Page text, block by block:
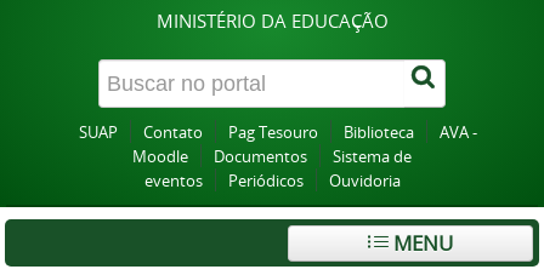
Legislação
Canais
MINISTÉRIO DA EDUCAÇÃO
SUAP Contato Pag Tesouro Biblioteca
AVA -
Moodle
Documentos
Sistema de
eventos
Periódicos Ouvidoria
MENU